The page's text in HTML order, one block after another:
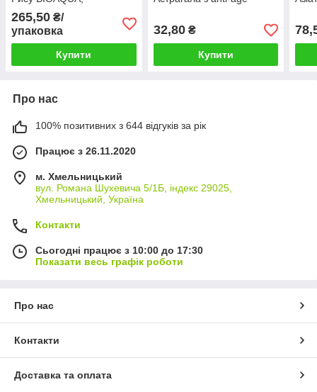
стимуляція вироблення
Колагену та молодість
шкіри, 50г
265,50 ₴/
упаковка
Купити
32,80₴
Купити
Про нас
100% позитивних з 644 відгуків за рік
Працює з 26.11.2020
м. Хмельницький
вул. Романа Шухевича 5/1Б, індекс 29025,
Хмельницький, Україна
Контакти
Сьогодні працює з 10:00 до 17:30
Показати весь графік роботи
Про нас
Контакти
Доставка та оплата